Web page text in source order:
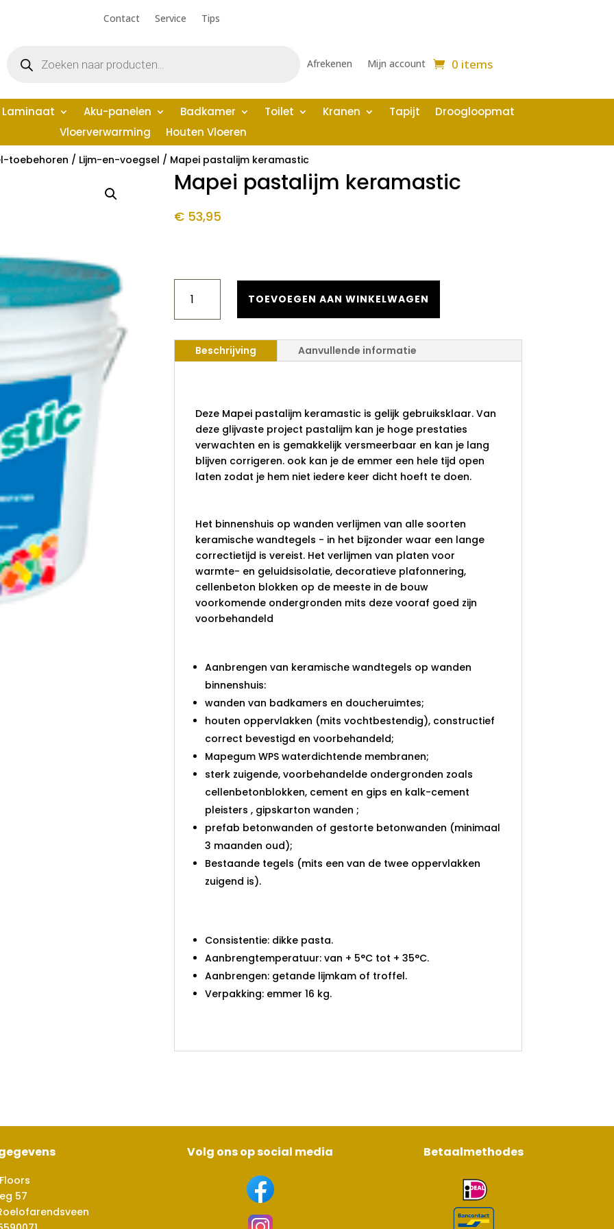
Contact Service Tips
zoeken Afrekenen Mijn account 0 items
Laminaat Aku-panelen Badkamer Toilet Kranen Tapijt
Droogloopmat
Vloerverwarming
Houten Vloeren
toebehoren / Lijm-en-voegsel / Mapei pastalijm keramastic
Mapei pastalijm keramastic
€53,95
PASTALIJM
AANTAL
TOEVOEGEN AAN WINKELWAGEN
Beschrijving Aanvullende informatie
Deze Mapei pastalijm keramastic is gelijk gebruiksklaar. Van
deze glijvaste project pastalijm kan je hoge prestaties
verwachten en is gemakkelijk versmeerbaar en kan je lang
blijven corrigeren. ook kan je de emmer een hele tijd open
laten zodat je hem niet iedere keer dicht hoeft te doen.
Het binnenshuis op wanden verlijmen van alle soorten
keramische wandtegels - in het bijzonder waar een lange
correctietijd is vereist. Het verlijmen van platen voor
warmte- en geluidsisolatie, decoratieve plafonnering,
cellenbeton blokken op de meeste in de bouw
voorkomende ondergronden mits deze vooraf goed zijn
voorbehandeld
Aanbrengen van keramische wandtegels op wanden
binnenshuis:
wanden van badkamers en doucheruimtes;
houten oppervlakken (mits vochtbestendig), constructief
correct bevestigd en voorbehandeld;
Mapegum WPS waterdichtende membranen;
sterk zuigende, voorbehandelde ondergronden zoals
cellenbetonblokken, cement en gips en kalk-cement
pleisters , gipskarton wanden ;
prefab betonwanden of gestorte betonwanden (minimaal
3 maanden oud);
Bestaande tegels (mits een van de twee oppervlakken
zuigend is).
Consistentie: dikke pasta.
Aanbrengtemperatuur: van + 5°C tot + 35°C.
Aanbrengen: getande lijmkam of troffel.
Verpakking: emmer 16 kg.
57
Volg ons op social media Betaalmethodes